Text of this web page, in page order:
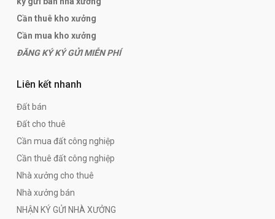
Cần thuê kho xưởng
Cần mua kho xưởng
ĐĂNG KÝ KÝ GỬI MIỄN PHÍ
Liên kết nhanh
Đất bán
Đất cho thuê
Cần mua đất công nghiệp
Cần thuê đất công nghiệp
Nhà xưởng cho thuê
Nhà xưởng bán
NHẬN KÝ GỬI NHÀ XƯỞNG